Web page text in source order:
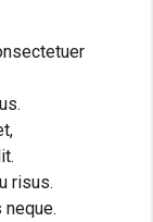
risus.